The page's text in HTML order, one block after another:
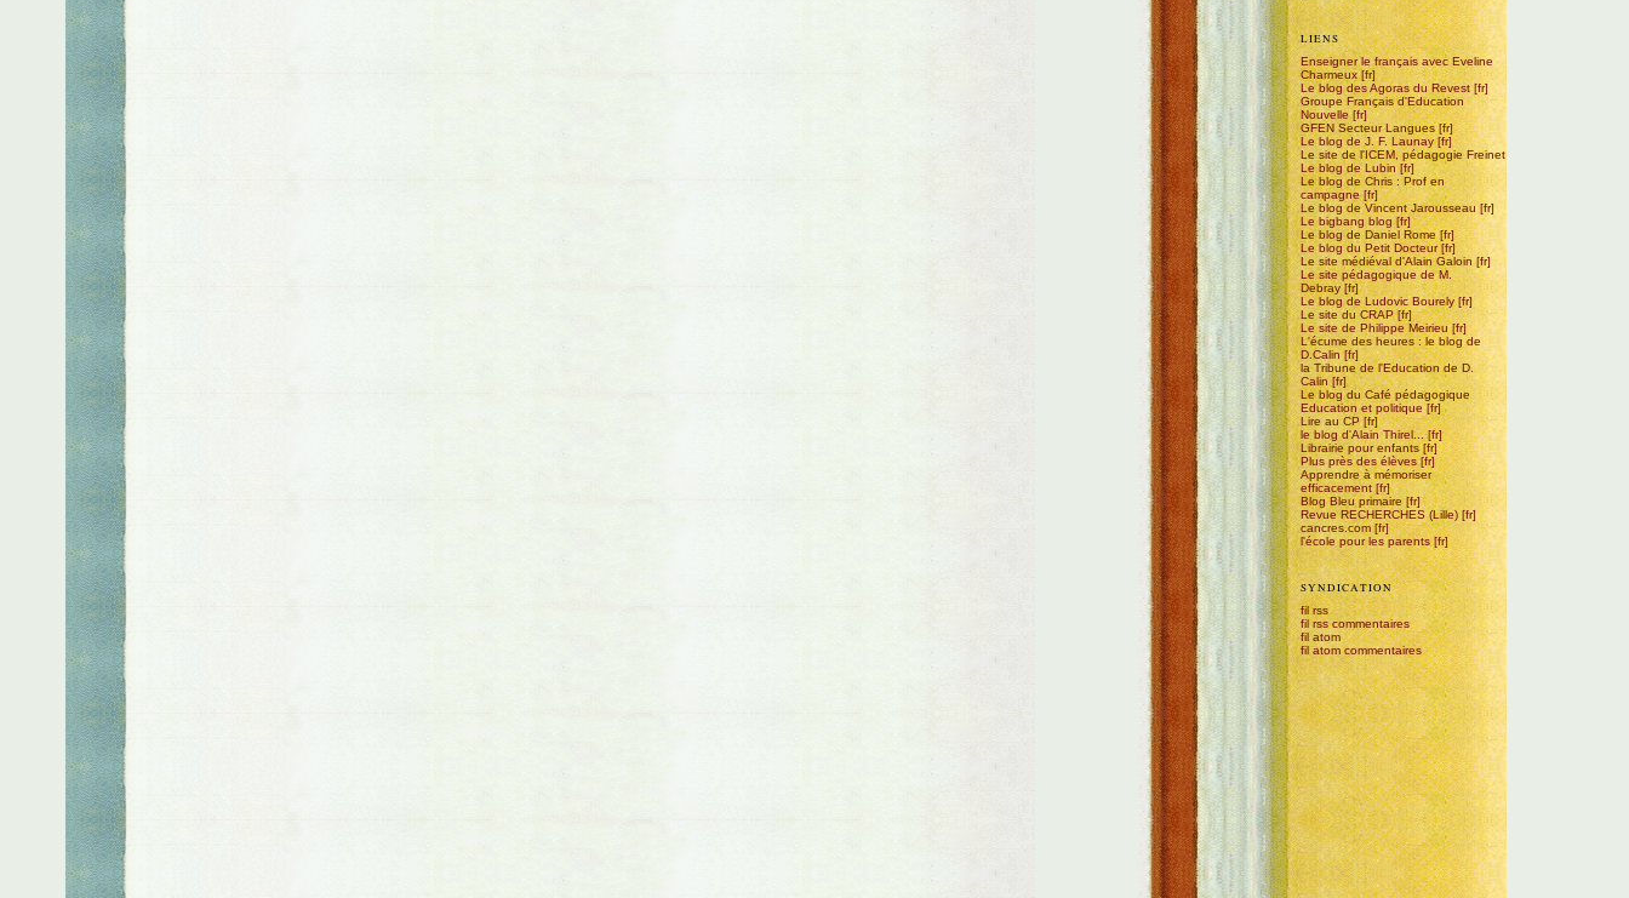
LIENS
Enseigner le français avec Eveline
Charmeux
Le blog des Agoras du Revest
Groupe Français d'Education
Nouvelle
GFEN Secteur Langues
Le blog de J. F. Launay
Le site de l'ICEM, pédagogie Freinet
Le blog de Lubin
Le blog de Chris : Prof en
campagne
Le blog de Vincent Jarousseau
Le bigbang blog
Le blog de Daniel Rome
Le blog du Petit Docteur
Le site médiéval d'Alain Galoin
Le site pédagogique de M.
Debray
Le blog de Ludovic Bourely
Le site du CRAP
Le site de Philippe Meirieu
L'écume des heures : le blog de
D.Calin
la Tribune de l'Education de D.
Calin
Le blog du Café pédagogique
Education et politique
Lire au CP
le blog d'Alain Thirel...
Librairie pour enfants
Plus près des élèves
Apprendre à mémoriser
efficacement
Blog Bleu primaire
Revue RECHERCHES (Lille)
cancres.com
l'école pour les parents
SYNDICATION
fil rss
fil rss commentaires
fil atom
fil atom commentaires